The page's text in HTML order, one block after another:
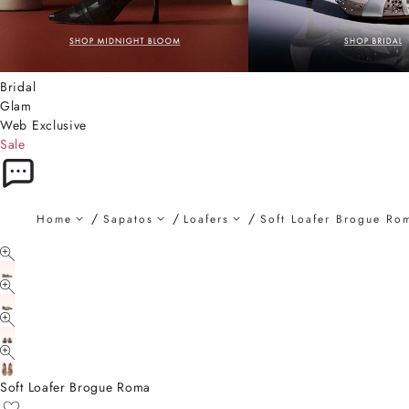
Bridal
Glam
Web Exclusive
Sale
Home Sapatos Loafers Soft Loafer Brogue
Soft Loafer Brogue Roma